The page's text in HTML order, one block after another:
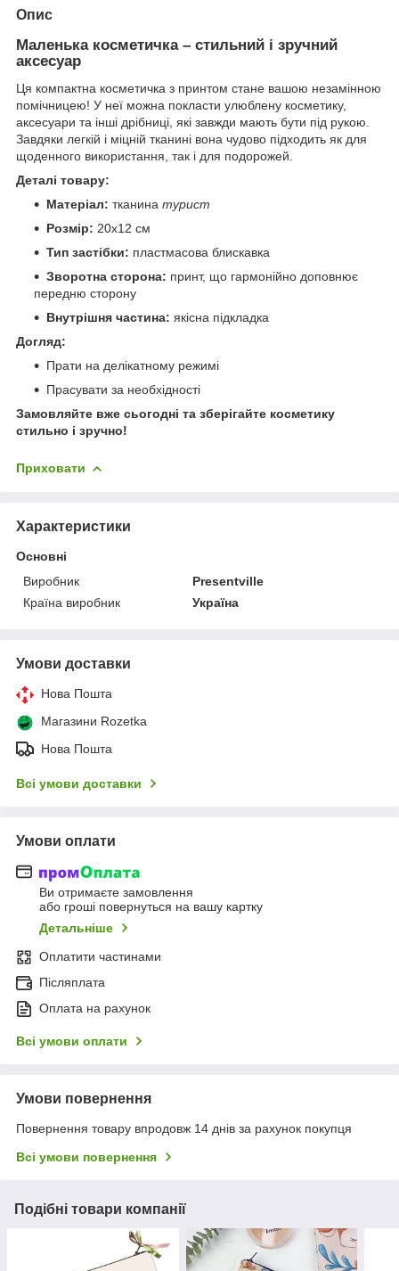
Опис
Маленька косметичка – стильний і зручний
аксесуар
Ця компактна косметичка з принтом стане вашою незамінною
помічницею! У неї можна покласти улюблену косметику,
аксесуари та інші дрібниці, які завжди мають бути під рукою.
Завдяки легкій і міцній тканині вона чудово підходить як для
щоденного використання, так і для подорожей.
Деталі товару:
Матеріал: тканина турист
Розмір: 20х12 см
Тип застібки: пластмасова блискавка
Зворотна сторона: принт, що гармонійно доповнює
передню сторону
Внутрішня частина: якісна підкладка
Догляд:
Прати на делікатному режимі
Прасувати за необхідності
Замовляйте вже сьогодні та зберігайте косметику
стильно і зручно!
Приховати
Характеристики
Основні
Виробник
Presentville
Країна виробник
Україна
Умови доставки
Нова Пошта
Магазини Rozetka
Нова Пошта
Всі умови доставки
Умови оплати
Ви отримаєте замовлення
або гроші повернуться на вашу картку
Детальніше
Оплатити частинами
Післяплата
Оплата на рахунок
Всі умови оплати
Умови повернення
Повернення товару впродовж 14 днів за рахунок покупця
Всі умови повернення
Подібні товари компанії